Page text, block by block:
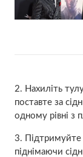
2. Нахиліть
поставте за
одному рівні з
3. Підтримуйте
піднімаючи